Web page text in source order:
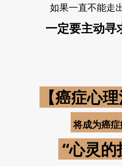
如果一直不能走
一定要主动寻
【癌症心
将成为癌
“心灵的